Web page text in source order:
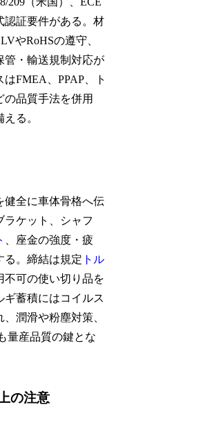
認証要件がある。材
やRoHSの遵守、
管・輸送規制対応が
FMEA、PPAP、ト
の品質手法を併用
る。
健全に車体骨格へ伝
ラケット、シャフ
、座金の強度・疲
る。締結は規定 トル
不可の使い切り品を
ギ蓄積にはコイルス
潤滑や粉塵対策、
量産品質の鍵とな
の注意